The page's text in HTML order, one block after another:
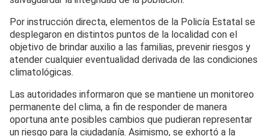
Por instrucción directa, elementos de la Policía Estatal se
desplegaron en distintos puntos de la localidad con el
objetivo de brindar auxilio a las familias, prevenir riesgos y
atender cualquier eventualidad derivada de las condiciones
climatológicas.
Las autoridades informaron que se mantiene un monitoreo
permanente del clima, a fin de responder de manera
oportuna ante posibles cambios que pudieran representar
un riesgo para la ciudadanía. Asimismo, se exhortó a la